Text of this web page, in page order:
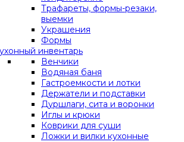
Трафареты, формы-резаки,
выемки
Украшения
Формы
инвентарь
Венчики
Водяная баня
Гастроемкости и лотки
Держатели и подставки
Дуршлаги, сита и воронки
Иглы и крюки
Коврики для суши
Ложки и вилки кухонные